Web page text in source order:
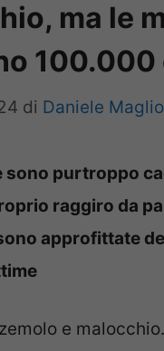
ma le
100.000
di Daniele
sono purtroppo
raggiro da
approfittate
e